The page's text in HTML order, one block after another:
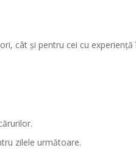
cât și pentru cei cu
zilele următoare.